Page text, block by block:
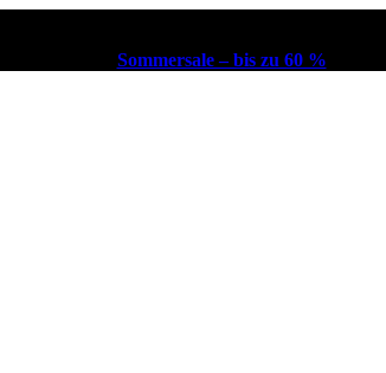
Sommersale – bis zu 60 %